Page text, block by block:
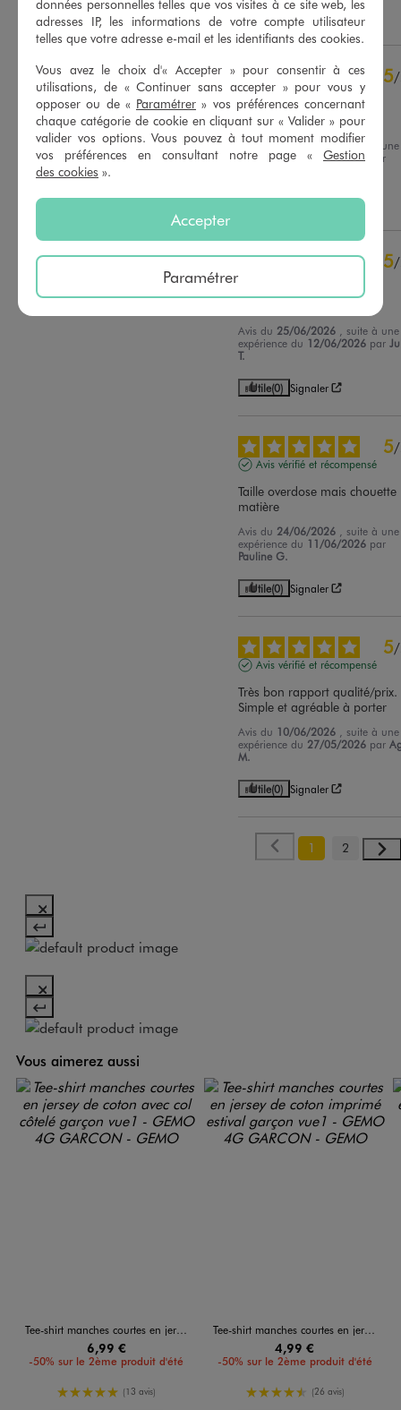
Voir tous les avis sur ce site
5étoiles
7
4 étoiles
3étoiles
0
2étoiles
0
1étoile 0
Trier les avis
Utile(0) Signaler
5/
Avis vérifié et récompensé
Trop cool
Avis du02/07/2026 , suite à une
expérience du19/06/2026
par
Utile(0) Signaler
5/
Avis du 25/06/2026
, suite à une
expérience du 12/06/2026 par
T.
Utile(0) Signaler
5/
Avis vérifié et récompensé
Taille overdose mais chouette
matière
Avis du 24/06/2026
, suite à une
expérience du 11/06/2026 par
Pauline G.
Utile(0) Signaler
5/
Avis vérifié et récompensé
Très bon rapport qualité/prix.
Simple et agréable à porter
Avis du 10/06/2026
, suite à une
expérience du 27/05/2026 par
M.
Utile(0) Signaler
1 2
Vous aimerez aussi
Tee-shirt manches courtes en jersey de coton avec col côtelé garçon
6,99 €
-50% sur le 2ème produit d'été
5/5 de moyenne
(13 avis)
Tee-shirt manches courtes en jersey de coton imprimé estival garçon
4,99 €
-50% sur le 2ème produit d'été
4.5/5 de moyenne
(26 avis)
données personnelles telles que vos visites à ce site web, les
adresses IP, les informations de votre compte utilisateur
telles que votre adresse e-mail et les identifiants des cookies.
Vous avez le choix d'« Accepter » pour consentir à ces
utilisations, de « Continuer sans accepter » pour vous y
opposer ou de « Paramétrer » vos préférences concernant
chaque catégorie de cookie en cliquant sur « Valider » pour
valider vos options. Vous pouvez à tout moment modifier
vos préférences en consultant notre page « Gestion
des cookies ».
Accepter
Paramétrer